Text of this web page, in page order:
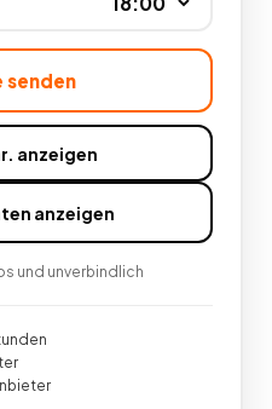
senden
anzeigen
anzeigen
und unverbindlich